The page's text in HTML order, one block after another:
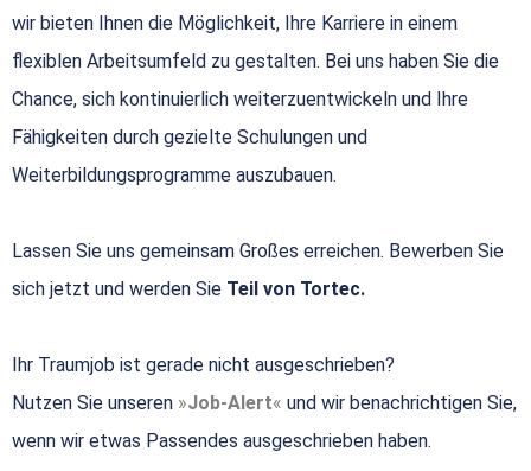
wir bieten Ihnen die Möglichkeit, Ihre Karriere in einem
flexiblen Arbeitsumfeld zu gestalten. Bei uns haben Sie die
Chance, sich kontinuierlich weiterzuentwickeln und Ihre
Fähigkeiten durch gezielte Schulungen und
Weiterbildungsprogramme auszubauen.
Lassen Sie uns gemeinsam Großes erreichen. Bewerben Sie
sich jetzt und werden Sie Teil von Tortec.
Ihr Traumjob ist gerade nicht ausgeschrieben?
Nutzen Sie unseren
Job-Alert
und wir benachrichtigen Sie,
wenn wir etwas Passendes ausgeschrieben haben.